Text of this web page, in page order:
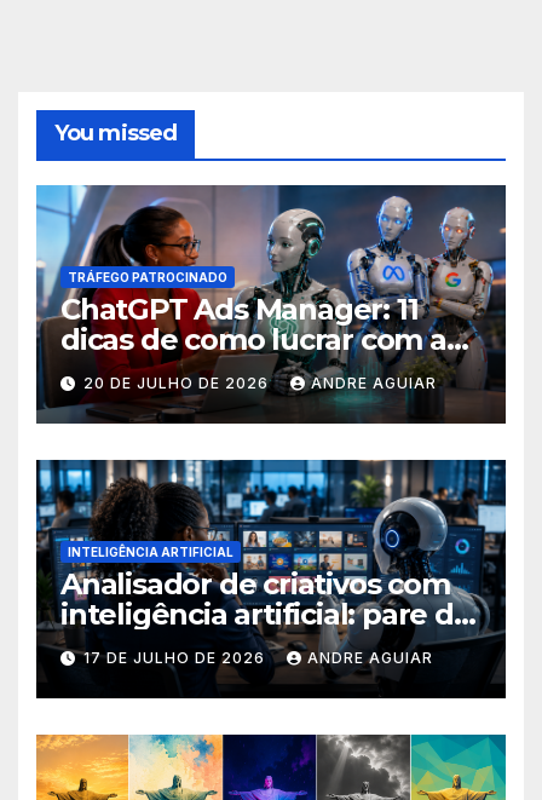
You missed
TRÁFEGO PATROCINADO
ChatGPT Ads Manager: 11
dicas de como lucrar com as
buscas nas ferramentas de
inteligência artificial
20 DE JULHO DE 2026 ANDRE AGUIAR
INTELIGÊNCIA ARTIFICIAL
Analisador de criativos com
inteligência artificial: pare de
postar porcaria!
17 DE JULHO DE 2026 ANDRE AGUIAR